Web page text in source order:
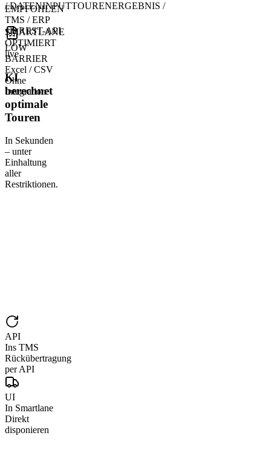
/ DATENINPUTTOURENERGEBNIS /
EMPFOHLEN
TMS / ERP
via REST-API
LOW
BARRIER
Excel / CSV
Ohne
Integration
SMARTLANE
OPTIMIERT
live
KI
berechnet
optimale
Touren
In Sekunden
– unter
Einhaltung
aller
Restriktionen.
API
Ins TMS
Rückübertragung
per API
UI
In Smartlane
Direkt
disponieren